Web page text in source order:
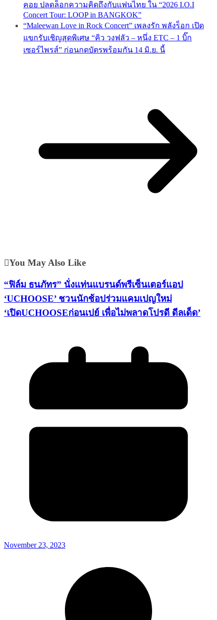
คอย ปลดล็อกความคิดถึงกับแฟนไทย ใน “2026 I.O.I
Concert Tour: LOOP in BANGKOK”
“Maleewan Love in Rock Concert” เพลงรัก พลังร็อก เปิด
แขกรับเชิญสุดพิเศษ “คิว วงฟลัว – หนึ่ง ETC – 1 บิ๊ก
เซอร์ไพรส์” ก่อนกดบัตรพร้อมกัน 14 มิ.ย. นี้
You May Also Like
“ฟิล์ม ธนภัทร” นั่งแท่นแบรนด์พรีเซ็นเตอร์แอป
‘UCHOOSE’ ชวนนักช้อปร่วมแคมเปญใหม่
‘เปิดUCHOOSEก่อนเปย์ เพื่อไม่พลาดโปรดี ดีลเด็ด’
November 23, 2023